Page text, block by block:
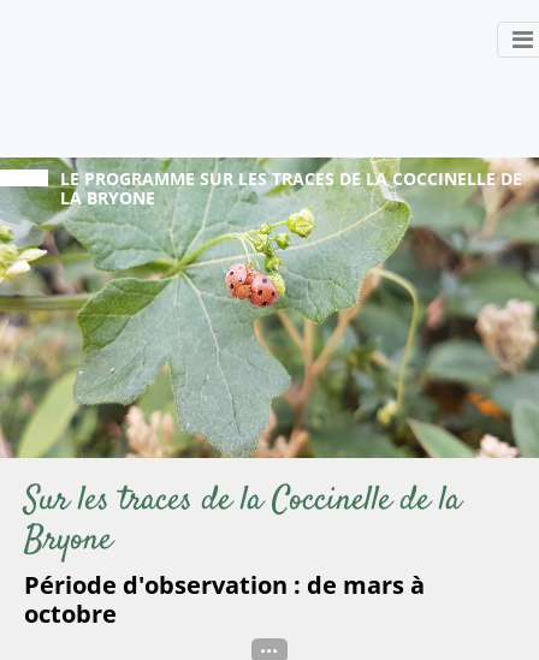
LE PROGRAMMESUR LES TRACES DE LA COCCINELLE DE
LA BRYONE
Sur les traces de la Coccinelle de la
Bryone
Période d'observation : de mars à
octobre
...